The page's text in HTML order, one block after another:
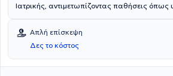
Ιατρικής, αντιμετωπίζοντας παθήσεις όπως
νοσήματα, καθώς και διερεύνηση/
περιστατικών. Προσφέρει επίσης προληπτικό
συνταγογράφηση, ιατρικές βεβαιώσεις και
υγείας. Επιδιώκει τη συνεχή επιμόρφωση,
Απλή επίσκεψη
Δες το κόστος